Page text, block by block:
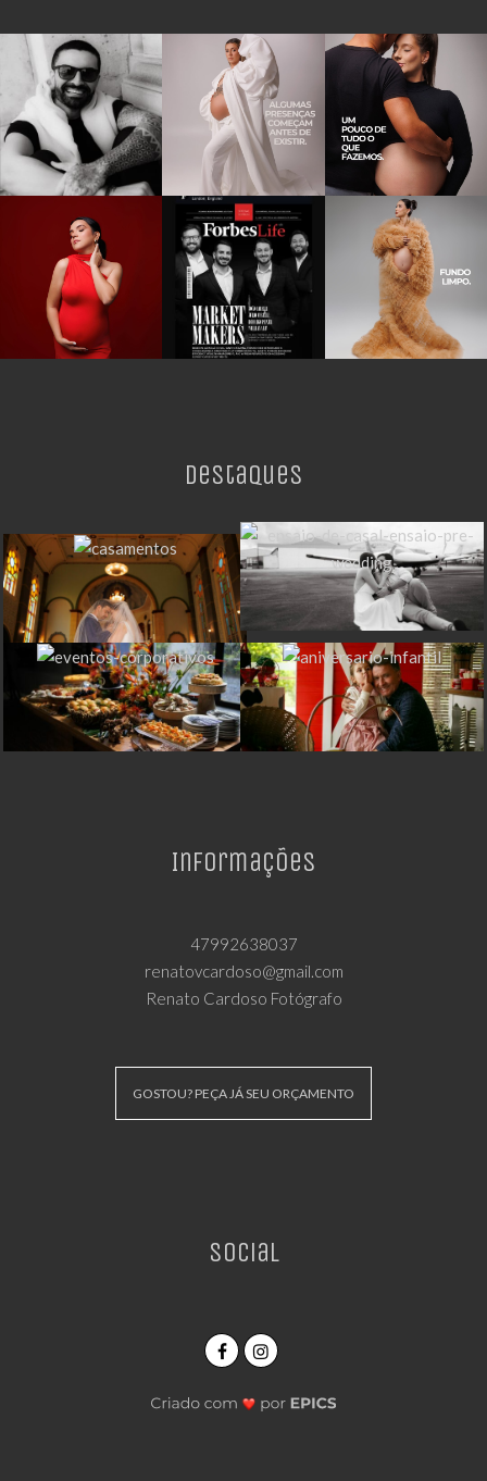
Destaques
Informações
47992638037
renatovcardoso@gmail.com
Renato Cardoso Fotógrafo
GOSTOU? PEÇA JÁ SEU ORÇAMENTO
Social